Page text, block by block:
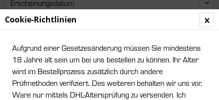
Cookie-Richtlinien
Aufgrund einer Gesetzesänderung müssen Sie mindestens
18 Jahre alt sein um bei uns bestellen zu können. Ihr Alter
wird im Bestellprozess zusätzlich durch andere
Prüfmethoden verifiziert. Des weiteren behalten wir uns vor,
Ware nur mittels DHL-Altersprüfung zu versenden. Ich